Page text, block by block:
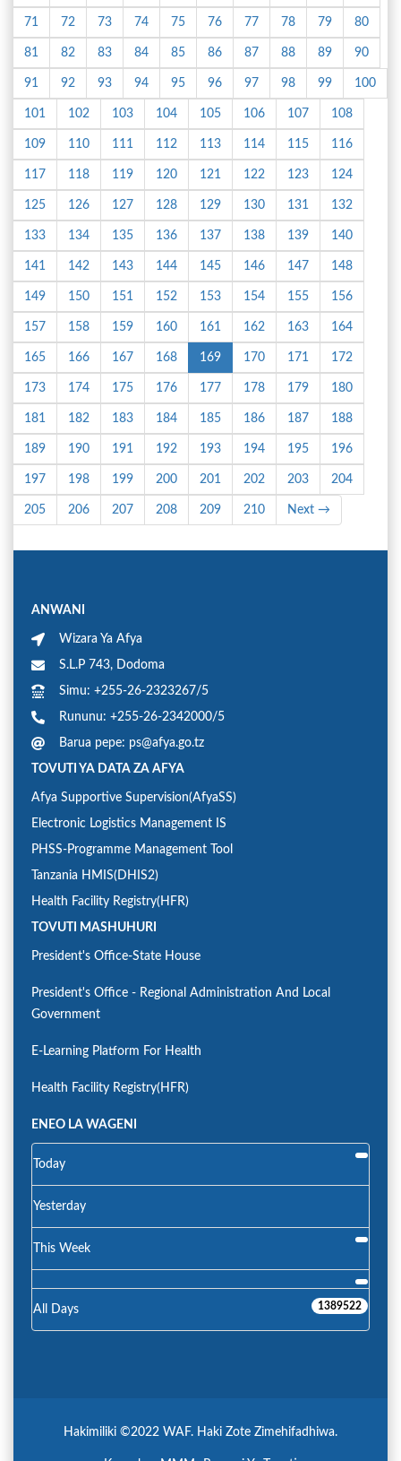
71 72 73 74 75 76 77 78 79 80
81 82 83 84 85 86 87 88 89 90
91 92 93 94 95 96 97 98 99 100
101 102 103 104 105 106 107 108
109 110 111 112 113 114 115 116
117 118 119 120 121 122 123 124
125 126 127 128 129 130 131 132
133 134 135 136 137 138 139 140
141 142 143 144 145 146 147 148
149 150 151 152 153 154 155 156
157 158 159 160 161 162 163 164
165 166 167 168 169 170 171 172
173 174 175 176 177 178 179 180
181 182 183 184 185 186 187 188
189 190 191 192 193 194 195 196
197 198 199 200 201 202 203 204
205 206 207 208 209 210 Next →
ANWANI
Wizara Ya Afya
S.L.P 743, Dodoma
Simu: +255-26-2323267/5
Rununu: +255-26-2342000/5
Barua pepe: ps@afya.go.tz
TOVUTI YA DATA ZA AFYA
Afya Supportive Supervision(AfyaSS)
Electronic Logistics Management IS
PHSS-Programme Management Tool
Tanzania HMIS(DHIS2)
Health Facility Registry(HFR)
TOVUTI MASHUHURI
President's Office-State House
President's Office - Regional Administration And Local
Government
E-Learning Platform For Health
Health Facility Registry(HFR)
ENEO LA WAGENI
Today
Yesterday
This Week
All Days 1389522
Hakimiliki ©2022 WAF. Haki Zote Zimehifadhiwa.